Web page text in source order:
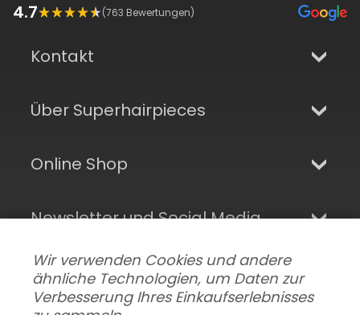
4.7 (763 Bewertungen)
Kontakt
Über Superhairpieces
Online Shop
Newsletter und Social Media
Wir verwenden Cookies und andere
ähnliche Technologien, um Daten zur
Verbesserung Ihres Einkaufserlebnisses